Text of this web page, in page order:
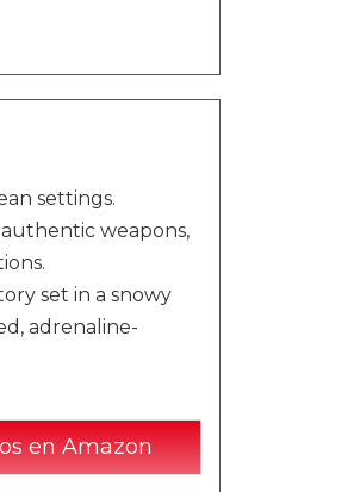
settings.
weapons,
set in a snowy
adrenaline-
en Amazon